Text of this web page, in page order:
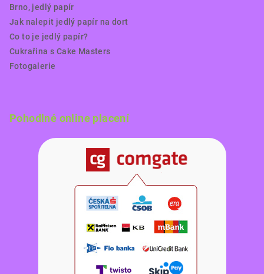
Brno, jedlý papír
Jak nalepit jedlý papír na dort
Co to je jedlý papír?
Cukrařina s Cake Masters
Fotogalerie
Pohodlné online placení